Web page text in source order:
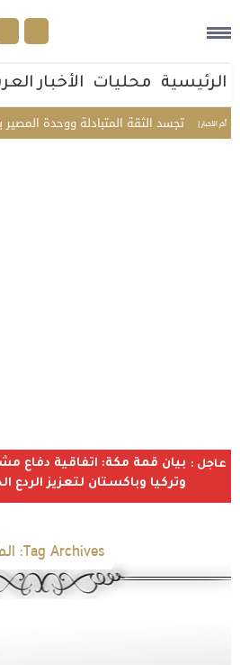
الرئيسية محليات الأخبار
أخر الأخبار |
مكة تجسد الثقة المتبادلة ووحدة المصير بين
عاجل : بيان قمة مكة: اتفاقية دفاع
وتركيا وباكستان لتعزيز الردع
Tag Archives: